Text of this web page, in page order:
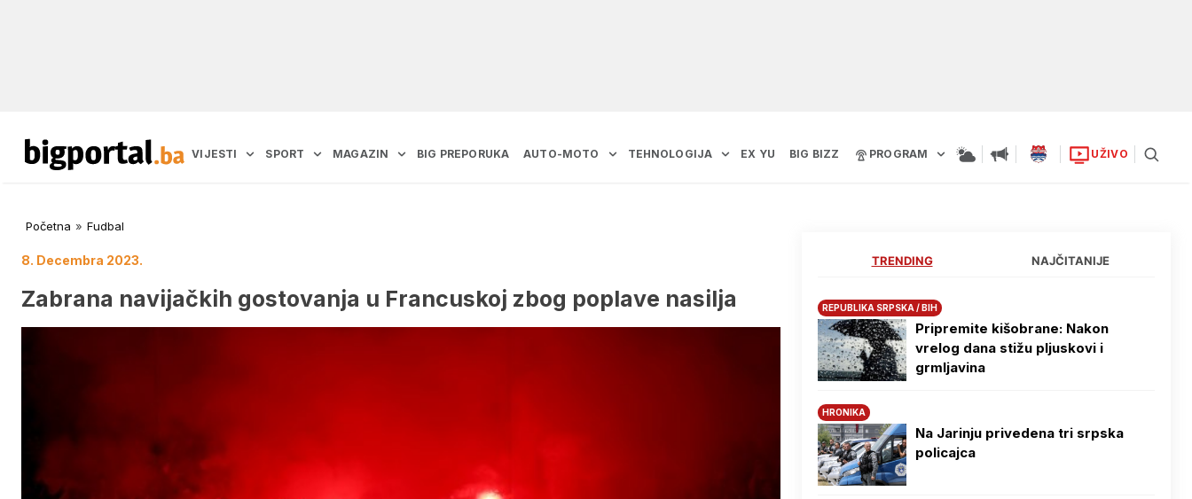
VIJESTI SPORT MAGAZIN BIG PREPORUKA AUTO-MOTO TEHNOLOGIJA EX YU BIG BIZZ PROGRAM UŽIVO
Početna » Fudbal
8. Decembra 2023.
Zabrana navijačkih gostovanja u Francuskoj zbog poplave nasilja
TRENDING NAJČITANIJE
REPUBLIKA SRPSKA / BIH
Pripremite kišobrane: Nakon
vrelog dana stižu pljuskovi i
grmljavina
HRONIKA
Na Јarinju privedena tri srpska
policajca